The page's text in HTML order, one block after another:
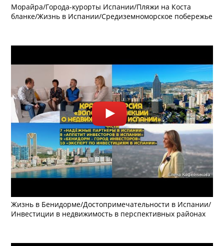
Морайра/Города-курорты Испании/Пляжи на Коста
бланке/Жизнь в Испании/Средиземноморское побережье
Жизнь в Бенидорме/Достопримечательности в Испании/
Инвестиции в недвижимость в перспективных районах